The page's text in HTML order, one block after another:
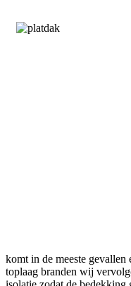
komt in de meeste gevallen
toplaag branden wij